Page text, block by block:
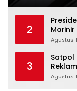
2
Marinir
Agustus
3
Satpol
dan
Agustus